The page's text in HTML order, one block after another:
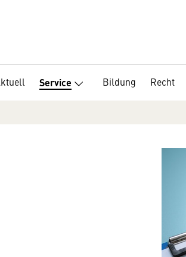
Service Bildung Recht